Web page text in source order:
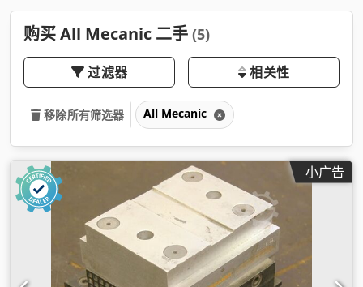
购买 All Mecanic 二手 (5)
过滤器 相关性
移除所有筛选器 All Mecanic
小广告